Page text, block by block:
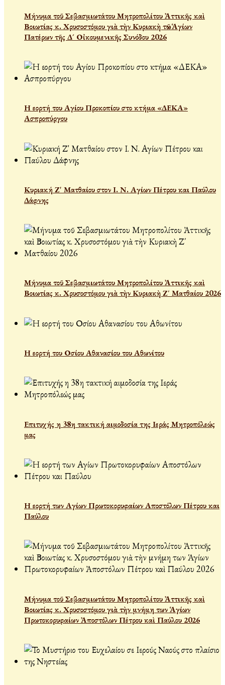
Μήνυμα τοῦ Σεβασμιωτάτου Μητροπολίτου Ἀττικῆς καὶ
Βοιωτίας κ. Χρυσοστόμου γιὰ τὴν Κυριακὴ τῶν Ἁγίων
Πατέρων τῆς Δ´ Οἰκουμενικῆς Συνόδου 2026
Η εορτή του Αγίου Προκοπίου στο κτήμα «ΔΕΚΑ»
Ασπροπύργου
Κυριακή Ζ' Ματθαίου στον Ι. Ν. Αγίων Πέτρου και Παύλου
Δάφνης
Μήνυμα τοῦ Σεβασμιωτάτου Μητροπολίτου Ἀττικῆς καὶ
Βοιωτίας κ. Χρυσοστόμου γιὰ τὴν Κυριακὴ Ζ΄ Ματθαίου 2026
Η εορτή του Οσίου Αθανασίου του Αθωνίτου
Επιτυχής η 38η τακτική αιμοδοσία της Ιεράς Μητροπόλεώς
μας
Η εορτή των Αγίων Πρωτοκορυφαίων Αποστόλων Πέτρου και
Παύλου
Μήνυμα τοῦ Σεβασμιωτάτου Μητροπολίτου Ἀττικῆς καὶ
Βοιωτίας κ. Χρυσοστόμου γιὰ τὴν μνήμη των Ἁγίων
Πρωτοκορυφαίων Ἀποστόλων Πέτρου καὶ Παύλου 2026